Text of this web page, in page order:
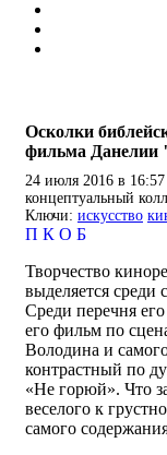
Осколки
фильма Данелии
24 июля 2016 в 16:57
концептуальный
Ключи: искусство
П К О Б
Творчество
выделяется среди
Среди перечня
его фильм по
Володина и
контрастный по
«Не горюй». Что
веселого к
самого